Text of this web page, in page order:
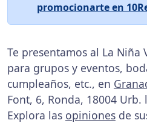
promocionarte en
Te presentamos al La Niña
para grupos y eventos,
cumpleaños, etc., en
Font, 6, Ronda, 18004 Urb.
Explora las opiniones de